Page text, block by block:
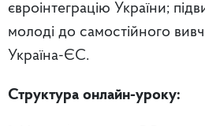
євроінтеграцію України;
молоді до самостійного
Україна-ЄС.
Структура онлайн-уроку: